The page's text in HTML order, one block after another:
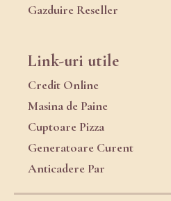
Gazduire Reseller
Link-uri utile
Credit Online
Masina de Paine
Cuptoare Pizza
Generatoare Curent
Anticadere Par